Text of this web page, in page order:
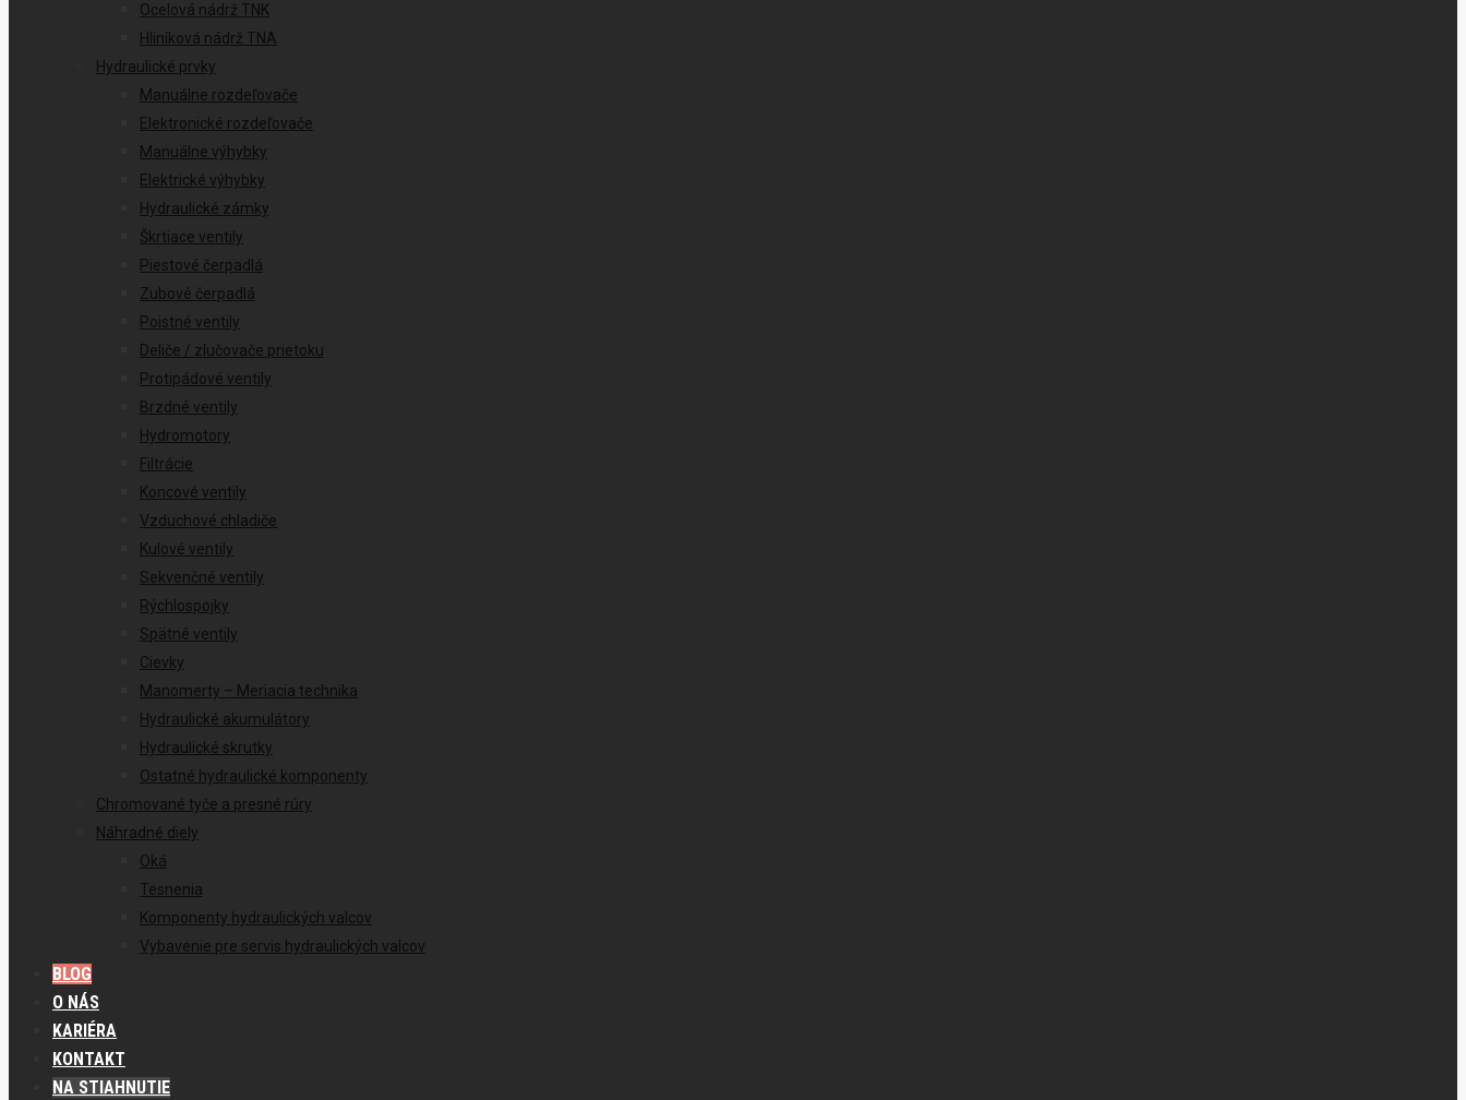
Ocelová nádrž TNK
Hliníková nádrž TNA
Hydraulické prvky
Manuálne rozdeľovače
Elektronické rozdeľovače
Manuálne výhybky
Elektrické výhybky
Hydraulické zámky
Škrtiace ventily
Piestové čerpadlá
Zubové čerpadlá
Poistné ventily
Deliče / zlučovače prietoku
Protipádové ventily
Brzdné ventily
Hydromotory
Filtrácie
Koncové ventily
Vzduchové chladiče
Kulové ventily
Sekvenčné ventily
Rýchlospojky
Spätné ventily
Cievky
Manomerty – Meriacia technika
Hydraulické akumulátory
Hydraulické skrutky
Ostatné hydraulické komponenty
Chromované tyče a presné rúry
Náhradné diely
Oká
Tesnenia
Komponenty hydraulických valcov
Vybavenie pre servis hydraulických valcov
BLOG
O NÁS
KARIÉRA
KONTAKT
NA STIAHNUTIE